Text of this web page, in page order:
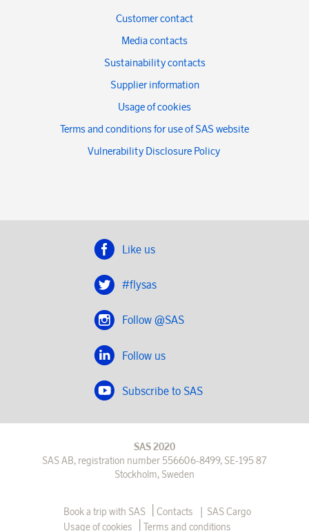
Customer contact
Media contacts
Sustainability contacts
Supplier information
Usage of cookies
Terms and conditions for use of SAS website
Vulnerability Disclosure Policy
Like us
#flysas
Follow @SAS
Follow us
Subscribe to SAS
SAS 2020
SAS AB, registration number 556606-8499, SE-195 87
Stockholm, Sweden
Book a trip with SAS Contacts | SAS Cargo
Usage of cookies
Terms and conditions